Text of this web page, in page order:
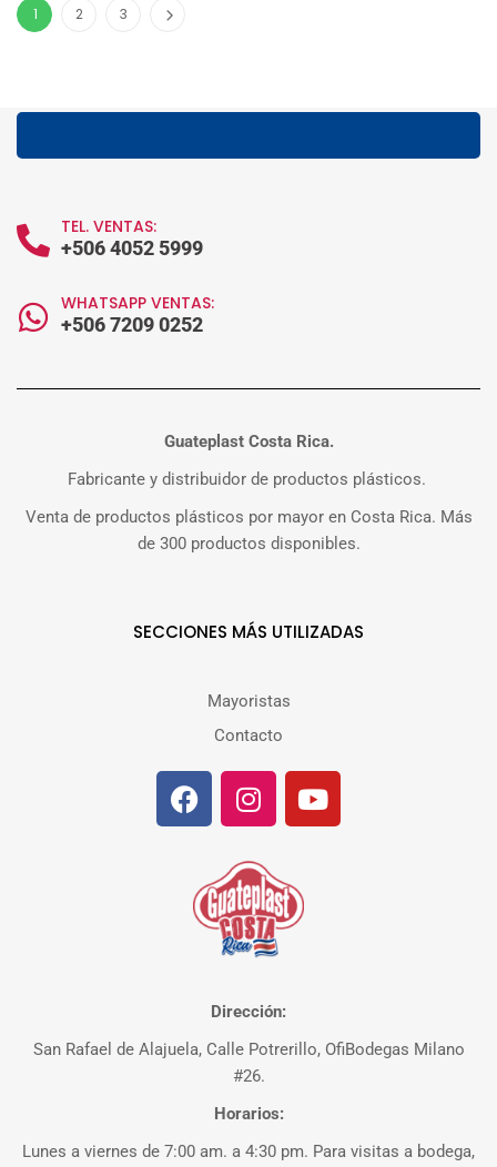
1 2 3
TEL. VENTAS:
+506 4052 5999
WHATSAPP VENTAS:
+506 7209 0252
Guateplast Costa Rica.
Fabricante y distribuidor de productos plásticos.
Venta de productos plásticos por mayor en Costa Rica. Más
de 300 productos disponibles.
SECCIONES MÁS UTILIZADAS
Mayoristas
Contacto
Dirección:
San Rafael de Alajuela, Calle Potrerillo, OfiBodegas Milano
#26.
Horarios:
Lunes a viernes de 7:00 am. a 4:30 pm. Para visitas a bodega,